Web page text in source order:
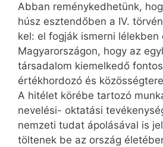
Abban reménykedhetünk,
húsz esztendőben a IV.
kel: el fogják ismerni
Magyarországon, hogy az
társadalom kiemelkedő
értékhordozó és
A hitélet körébe tartozó
nevelési- oktatási
nemzeti tudat ápolásával is
töltenek be az ország